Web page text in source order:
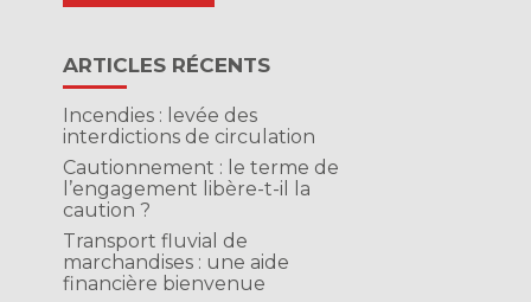
ARTICLES RÉCENTS
Incendies : levée des
interdictions de circulation
Cautionnement : le terme de
l’engagement libère-t-il la
caution ?
Transport fluvial de
marchandises : une aide
financière bienvenue